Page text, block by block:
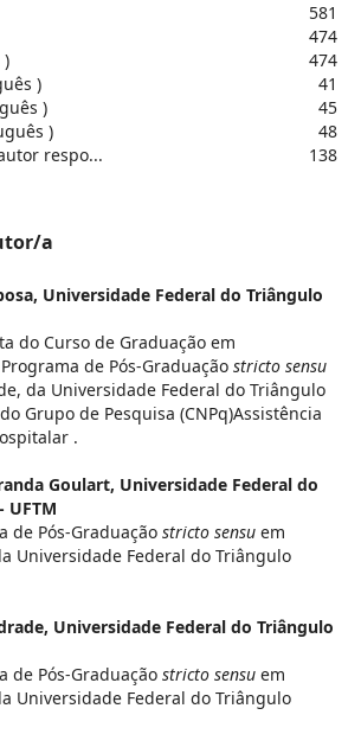
581
474
)
474
)
41
)
45
)
48
respo...
138
a
Universidade Federal do Triângulo
do Curso de Graduação em
de Pós-Graduação stricto sensu
da Universidade Federal do Triângulo
Grupo de Pesquisa (CNPq)Assistência
.
Goulart, Universidade Federal do
UFTM
de Pós-Graduação stricto sensu em
Universidade Federal do Triângulo
Universidade Federal do Triângulo
de Pós-Graduação stricto sensu em
Universidade Federal do Triângulo